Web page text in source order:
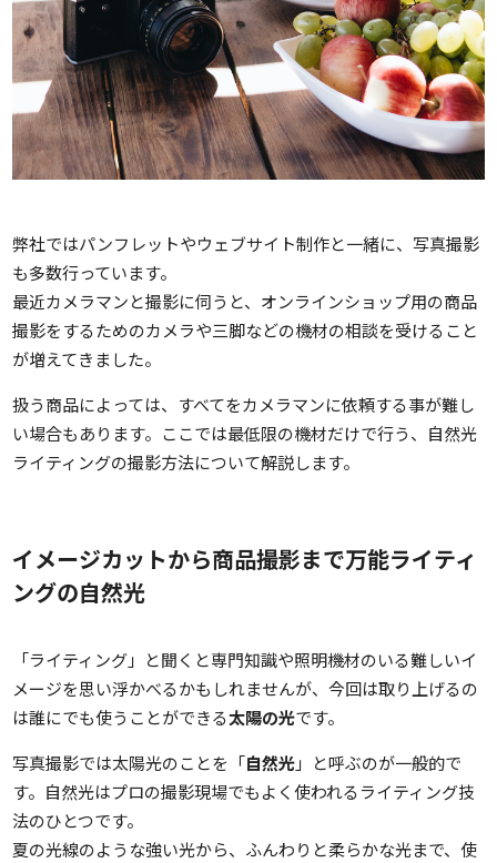
弊社ではパンフレットやウェブサイト制作と一緒に、写真撮影
も多数行っています。
最近カメラマンと撮影に伺うと、オンラインショップ用の商品
撮影をするためのカメラや三脚などの機材の相談を受けること
が増えてきました。
扱う商品によっては、すべてをカメラマンに依頼する事が難し
い場合もあります。ここでは最低限の機材だけで行う、自然光
ライティングの撮影方法について解説します。
イメージカットから商品撮影まで万能ライティ
ングの自然光
「ライティング」と聞くと専門知識や照明機材のいる難しいイ
メージを思い浮かべるかもしれませんが、今回は取り上げるの
は誰にでも使うことができる太陽の光です。
写真撮影では太陽光のことを「自然光」と呼ぶのが一般的で
す。自然光はプロの撮影現場でもよく使われるライティング技
法のひとつです。
夏の光線のような強い光から、ふんわりと柔らかな光まで、使